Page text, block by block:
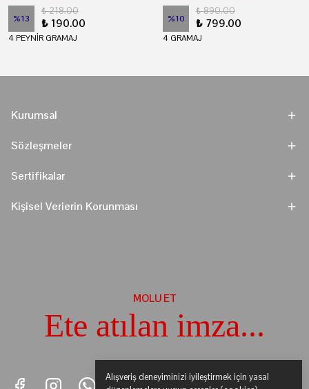
Alışveriş deneyiminizi iyileştirmek için yasal
%13
₺ 218.00
₺ 190.00
4 PEYNİR GRAMAJ
%10
₺ 890.00
₺ 799.00
4 GRAMAJ
Kurumsal
Sözleşmeler
Sertifikalar
Kişisel Verierin Korunması
MOLU ET
Ete atılan imza...